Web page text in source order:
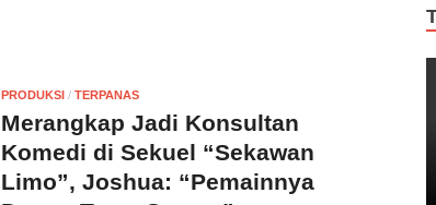
PRODUKSI / TERPANAS
Merangkap Jadi Konsultan
Komedi di Sekuel “Sekawan
Limo”, Joshua: “Pemainnya